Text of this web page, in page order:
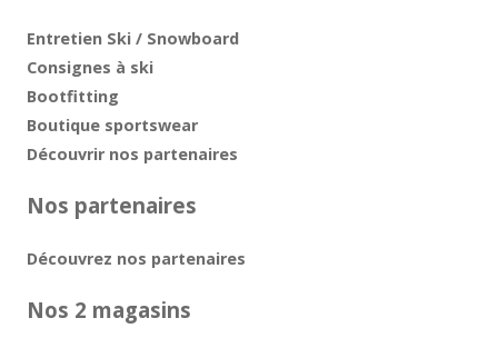
Entretien Ski / Snowboard
Consignes à ski
Bootfitting
Boutique sportswear
Découvrir nos partenaires
Nos partenaires
Découvrez nos partenaires
Nos 2 magasins